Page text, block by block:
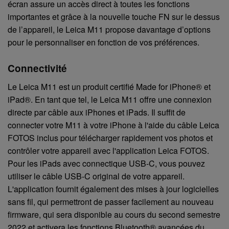
écran assure un accès direct à toutes les fonctions
importantes et grâce à la nouvelle touche FN sur le dessus
de l’appareil, le Leica M11 propose davantage d’options
pour le personnaliser en fonction de vos préférences.
Connectivité
Le Leica M11 est un produit certifié Made for iPhone® et
iPad®. En tant que tel, le Leica M11 offre une connexion
directe par câble aux iPhones et iPads. Il suffit de
connecter votre M11 à votre iPhone à l'aide du câble Leica
FOTOS inclus pour télécharger rapidement vos photos et
contrôler votre appareil avec l'application Leica FOTOS.
Pour les iPads avec connectique USB-C, vous pouvez
utiliser le câble USB-C original de votre appareil.
L'application fournit également des mises à jour logicielles
sans fil, qui permettront de passer facilement au nouveau
firmware, qui sera disponible au cours du second semestre